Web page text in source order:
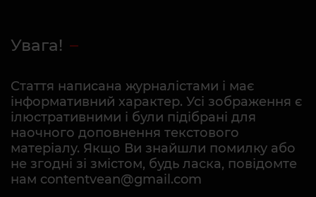
Увага!
Стаття написана журналістами і має
інформативний характер. Усі зображення є
ілюстративними і були підібрані для
наочного доповнення текстового
матеріалу. Якщо Ви знайшли помилку або
не згодні зі змістом, будь ласка, повідомте
нам contentvean@gmail.com